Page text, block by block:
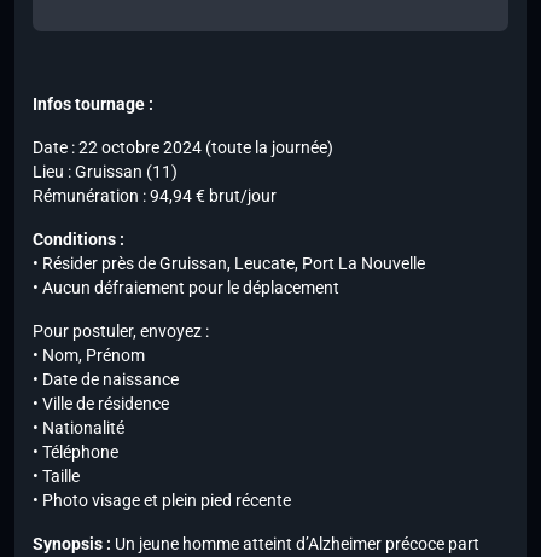
Infos tournage :
Date : 22 octobre 2024 (toute la journée)
Lieu : Gruissan (11)
Rémunération : 94,94 € brut/jour
Conditions :
• Résider près de Gruissan, Leucate, Port La Nouvelle
• Aucun défraiement pour le déplacement
Pour postuler, envoyez :
• Nom, Prénom
• Date de naissance
• Ville de résidence
• Nationalité
• Téléphone
• Taille
• Photo visage et plein pied récente
Synopsis : Un jeune homme atteint d’Alzheimer précoce part